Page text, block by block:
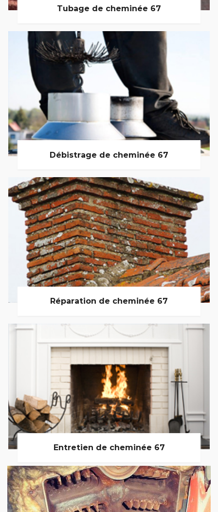
Tubage de cheminée 67
Débistrage de cheminée 67
Réparation de cheminée 67
Entretien de cheminée 67